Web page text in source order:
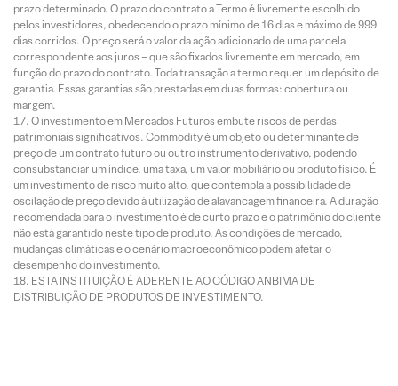
prazo determinado. O prazo do contrato a Termo é livremente escolhido
pelos investidores, obedecendo o prazo mínimo de 16 dias e máximo de 999
dias corridos. O preço será o valor da ação adicionado de uma parcela
correspondente aos juros – que são fixados livremente em mercado, em
função do prazo do contrato. Toda transação a termo requer um depósito de
garantia. Essas garantias são prestadas em duas formas: cobertura ou
margem.
O investimento em Mercados Futuros embute riscos de perdas
patrimoniais significativos. Commodity é um objeto ou determinante de
preço de um contrato futuro ou outro instrumento derivativo, podendo
consubstanciar um índice, uma taxa, um valor mobiliário ou produto físico. É
um investimento de risco muito alto, que contempla a possibilidade de
oscilação de preço devido à utilização de alavancagem financeira. A duração
recomendada para o investimento é de curto prazo e o patrimônio do cliente
não está garantido neste tipo de produto. As condições de mercado,
mudanças climáticas e o cenário macroeconômico podem afetar o
desempenho do investimento.
ESTA INSTITUIÇÃO É ADERENTE AO CÓDIGO ANBIMA DE
DISTRIBUIÇÃO DE PRODUTOS DE INVESTIMENTO.